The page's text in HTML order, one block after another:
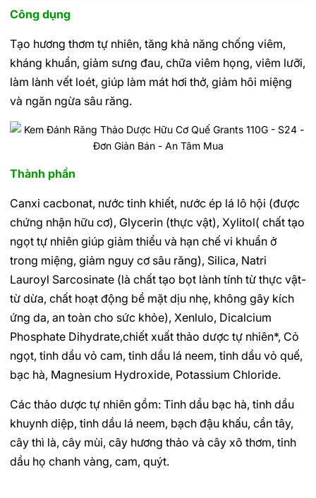
Công dụng
Tạo hương thơm tự nhiên, tăng khả năng chống viêm,
kháng khuẩn, giảm sưng đau, chữa viêm họng, viêm lưỡi,
làm lành vết loét, giúp làm mát hơi thở, giảm hôi miệng
và ngăn ngừa sâu răng.
Thành phần
Canxi cacbonat, nước tinh khiết, nước ép lá lô hội (được
chứng nhận hữu cơ), Glycerin (thực vật), Xylitol( chất tạo
ngọt tự nhiên giúp giảm thiểu và hạn chế vi khuẩn ở
trong miệng, giảm nguy cơ sâu răng), Silica, Natri
Lauroyl Sarcosinate (là chất tạo bọt lành tính từ thực vật-
từ dừa, chất hoạt động bề mặt dịu nhẹ, không gây kích
ứng da, an toàn cho sức khỏe), Xenlulo, Dicalcium
Phosphate Dihydrate,chiết xuất thảo dược tự nhiên*, Cỏ
ngọt, tinh dầu vỏ cam, tinh dầu lá neem, tinh dầu vỏ quế,
bạc hà, Magnesium Hydroxide, Potassium Chloride.
Các thảo dược tự nhiên gồm: Tinh dầu bạc hà, tinh dầu
khuynh diệp, tinh dầu lá neem, bạch đậu khấu, cần tây,
cây thì là, cây mùi, cây hương thảo và cây xô thơm, tinh
dầu họ chanh vàng, cam, quýt.